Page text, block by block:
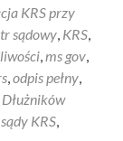
KRS przy
sądowy, KRS,
,ms gov,
,odpis pełny,
sądy KRS,